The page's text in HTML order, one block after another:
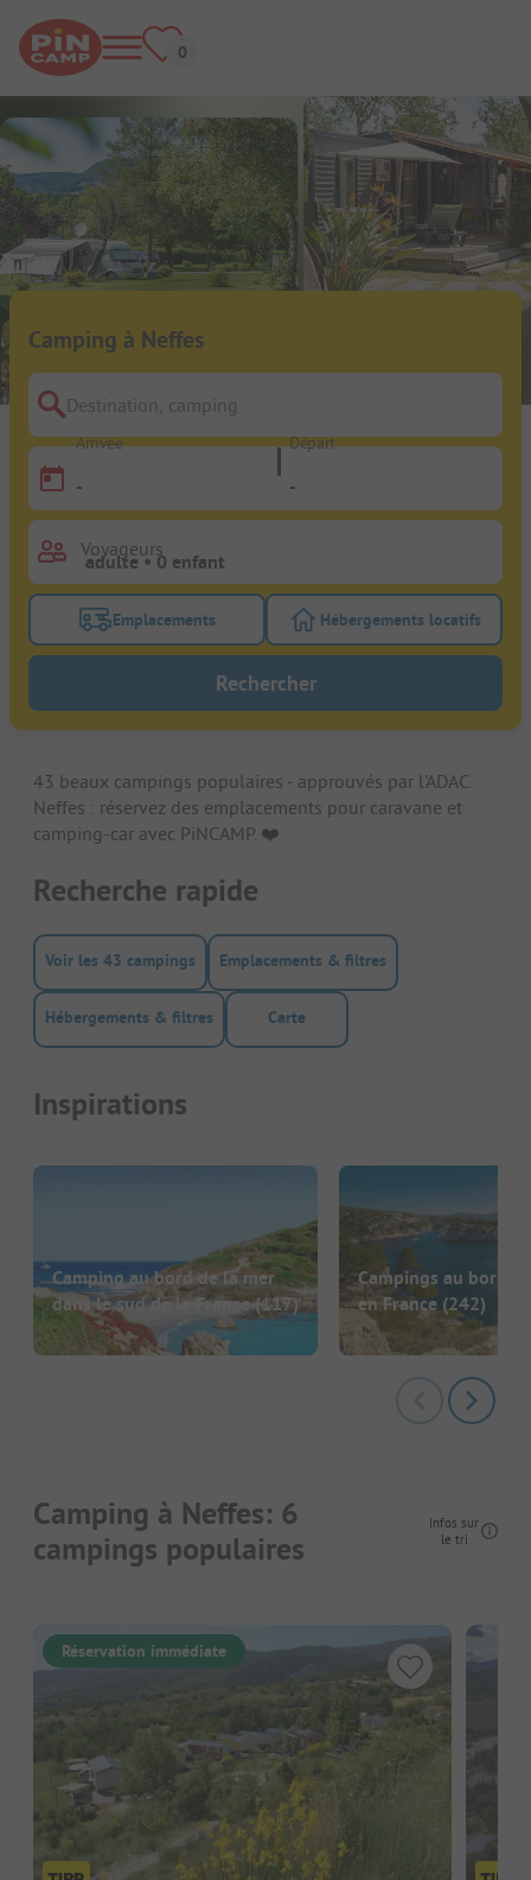
Camping à Neffes
Destination, camping
Arrivée
-
Départ
-
Voyageurs
Activez le bouton de filtre emplacements pour
Emplacements Activez le bouton
Hébergements locatifs
Rechercher
43 beaux campings populaires - approuvés par l'ADAC.
Neffes : réservez des emplacements pour caravane et
camping-car avec PiNCAMP. ❤️️
Recherche rapide
Voir les 43 campings Emplacements & filtres
Hébergements & filtres Carte
Inspirations
Camping au bord de la mer
dans le sud de la France(117)
Campings au bord
en France (242)
Camping à Neffes: 6
campings populaires
Infos sur
le tri
Réservation immédiate